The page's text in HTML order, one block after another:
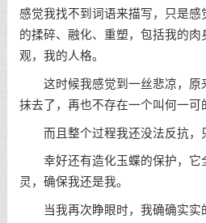
感觉我找不到词语来描写，只是感
的揉碎、融化、重塑，包括我的肉
观，我的人格。
这时候我感觉到一丝悲凉，原
抹去了，再也不存在一个叫何一可
而且整个过程我还没法反抗，
幸好还有造化玉蝶的保护，它
灵，确保我还是我。
当我再次睁眼时，我确确实实